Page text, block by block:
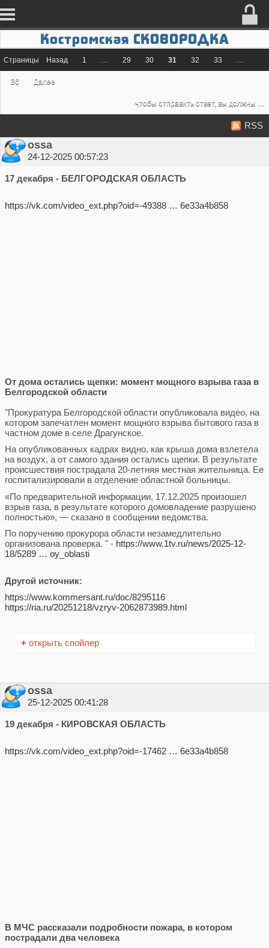
Костромская СКОВОРОДКА
Страницы Назад 1 … 29 30 31 32 33 …
36 Далее
RSS
ossa
24-12-2025 00:57:23
17 декабря - БЕЛГОРОДСКАЯ ОБЛАСТЬ
https://vk.com/video_ext.php?oid=-49388 … 6e33a4b858
От дома остались щепки: момент мощного взрыва газа в
Белгородской области
"Прокуратура Белгородской области опубликовала видео, на
котором запечатлен момент мощного взрыва бытового газа в
частном доме в селе Драгунское.
На опубликованных кадрах видно, как крыша дома взлетела
на воздух, а от самого здания остались щепки. В результате
происшествия пострадала 20-летняя местная жительница. Ее
госпитализировали в отделение областной больницы.
«По предварительной информации, 17.12.2025 произошел
взрыв газа, в результате которого домовладение разрушено
полностью», — сказано в сообщении ведомства.
По поручению прокурора области незамедлительно
организована проверка. " - https://www.1tv.ru/news/2025-12-
18/5289 … oy_oblasti
Другой источник:
https://www.kommersant.ru/doc/8295116
https://ria.ru/20251218/vzryv-2062873989.html
+открыть спойлер
ossa
25-12-2025 00:41:28
19 декабря - КИРОВСКАЯ ОБЛАСТЬ
https://vk.com/video_ext.php?oid=-17462 … 6e33a4b858
В МЧС рассказали подробности пожара, в котором
пострадали два человека